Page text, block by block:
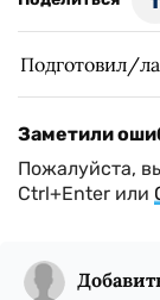
Подготовил/
Заметили
Пожалуйста,
Ctrl+Enter или